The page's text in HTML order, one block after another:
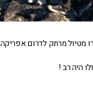
ושלושת ילדיהם עומרי בן ה- 17 , ענבר בת ה -15 ונטע בת ה- 10 חזרו מטיול מרתק לדרום אפריקה
היה רב !